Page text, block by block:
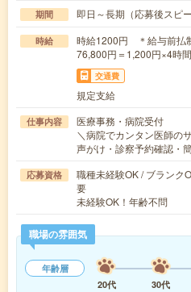
期間 即日～長期（応募後スピ
時給
時給1200円 ＊給与前払
76,800円＝1,200円×4時
交通費
規定支給
仕事内容
医療事務・病院受付
＼病院でカンタン医師の
声がけ・診察予約確認・
応募資格
職種未経験OK / ブランク
要
未経験OK！年齢不問
職場の雰囲気
年齢層
20代
30代